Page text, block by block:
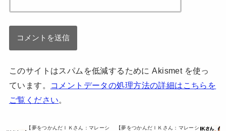
このサイトはスパムを低減するために Akismet を使っ
ています。
コメントデータの処理方法の詳細はこちらを
ご覧ください。
【夢をつかんだＩＫさん：マレーシ
【夢をつかんだＩＫさん：マレーシ